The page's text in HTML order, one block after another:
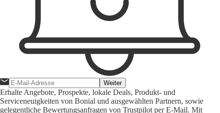
Weiter
Erhalte Angebote, Prospekte, lokale Deals, Produkt- und
Serviceneuigkeiten von Bonial und ausgewählten Partnern, sowie
gelegentliche Bewertungsanfragen von Trustpilot per E-Mail. Mit